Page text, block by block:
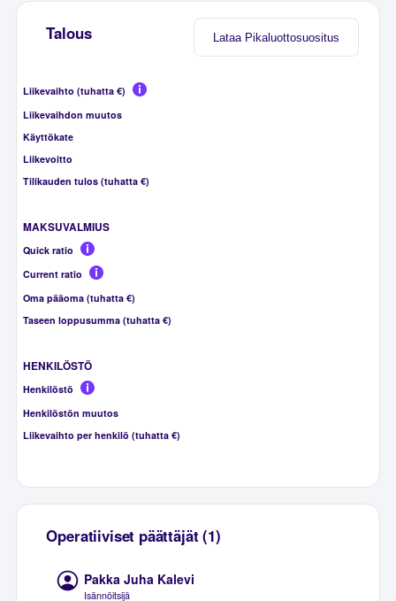
Lataa Pikaluottosuositus
Talous
Liikevaihto (tuhatta €)
Liikevaihdon muutos
Käyttökate
Liikevoitto
Tilikauden tulos (tuhatta €)
MAKSUVALMIUS
Quick ratio
Current ratio
Oma pääoma (tuhatta €)
Taseen loppusumma (tuhatta €)
HENKILÖSTÖ
Henkilöstö
Henkilöstön muutos
Liikevaihto per henkilö (tuhatta €)
Operatiiviset päättäjät (1)
Pakka Juha Kalevi
Isännöitsijä